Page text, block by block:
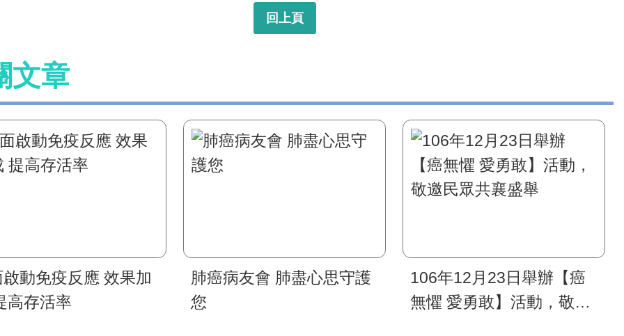
回上頁
文章
動免疫反應 效果加
高存活率
肺癌病友會 肺盡心思守護
您
106年12月23日舉辦【癌
無懼 愛勇敢】活動，敬邀